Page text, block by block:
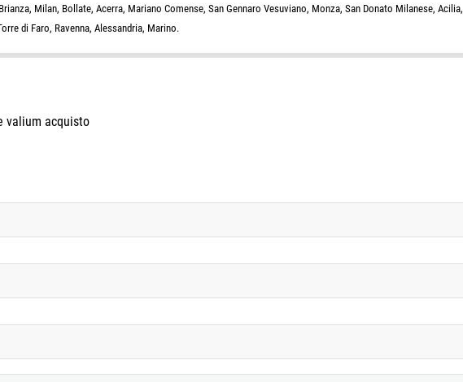
Milan, Bollate, Acerra, Mariano Comense, San Gennaro Vesuviano, Monza, San Donato Milanese, Acilia,
di Faro, Ravenna, Alessandria, Marino.
valium acquisto